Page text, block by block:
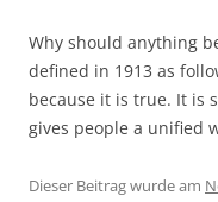
Why should anything
defined in 1913 as
because it is true. It is
gives people a unified
Dieser Beitrag wurde am